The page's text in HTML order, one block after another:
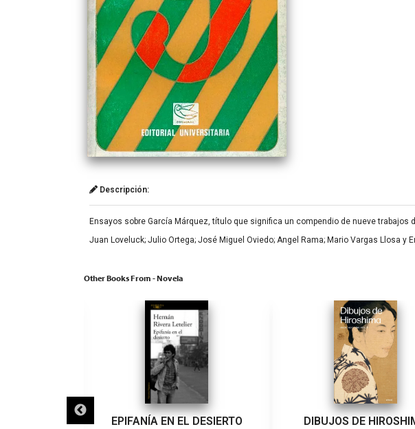
Descripción:
Ensayos sobre García Márquez, título que significa un compendio de nueve
Juan Loveluck; Julio Ortega; José Miguel Oviedo; Angel Rama; Mario Vargas Llosa y
Other Books From - Novela
EPIFANÍA EN EL DESIERTO DIBUJOS DE